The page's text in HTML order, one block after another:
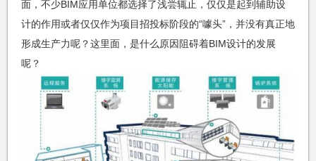
面，不少BIM应用单位都选择了浅尝辄止，仅仅是起到辅助设
计的作用或者仅仅作为项目招投标阶段的“噱头”，并没有真正地
形成生产力呢？这里面，是什么原因阻碍着BIM设计的发展
呢？